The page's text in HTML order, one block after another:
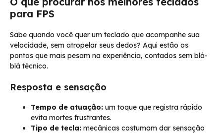
para FPS
Sabe quando você quer um teclado que acompanhe sua
velocidade, sem atropelar seus dedos? Aqui estão os
pontos que mais pesam na experiência, contados sem blá-
blá técnico.
Resposta e sensação
Tempo de atuação: um toque que registra rápido
evita mortes frustrantes.
Tipo de tecla: mecânicas costumam dar sensação